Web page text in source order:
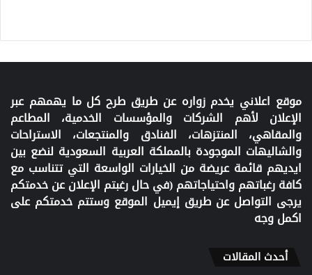
موقع اعلاني يخدم زواره عن طريق طرح كل ما يهمهم عبر
الإعلان لأهم الشركات والمؤسسات الخدمية، المطاعم
والمقاهي، المنتزهات، الفنادق والمنتجعات، الاستراحات
والشاليهات الموجودة بالمملكة العربية السعودية لنضع بين
ايديهم قائمة عريضة من الخيارات الواسعة التي تتناسب مع
كافة رغباتهم واحتياجاتهم (في حال رغبتم الإعلان عن خدمتكم
يرجى التواصل عن طريق إيميل الموقع وستتم خدمتكم على
اكمل وجه
أحدث المقالات